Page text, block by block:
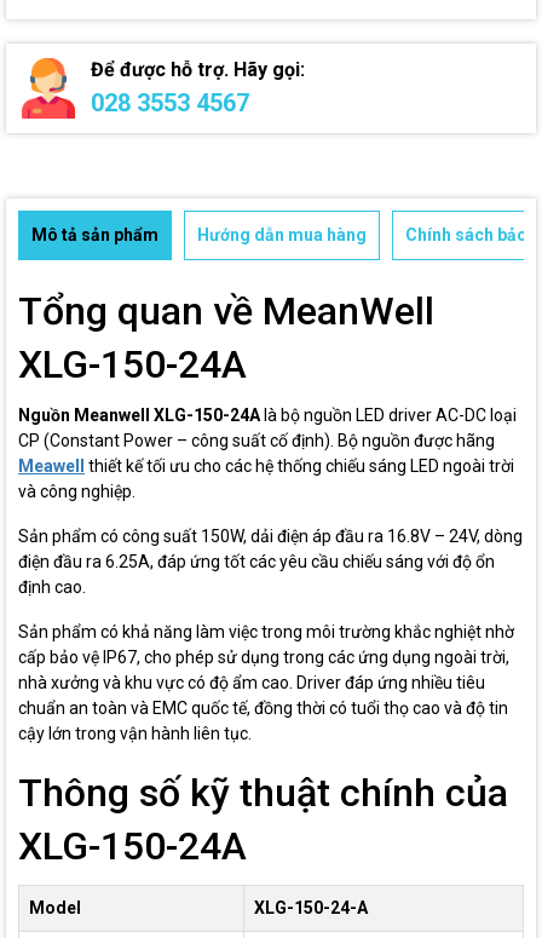
Để được hỗ trợ. Hãy gọi:
028 3553 4567
Mô tả sản phẩm Hướng dẫn mua hàng Chính sách bảo
Tổng quan về MeanWell
XLG-150-24A
Nguồn Meanwell XLG-150-24A là bộ nguồn LED driver AC-DC loại
CP (Constant Power – công suất cố định). Bộ nguồn được hãng
Meawell
thiết kế tối ưu cho các hệ thống chiếu sáng LED ngoài trời
và công nghiệp.
Sản phẩm có công suất 150W, dải điện áp đầu ra 16.8V – 24V, dòng
điện đầu ra 6.25A, đáp ứng tốt các yêu cầu chiếu sáng với độ ổn
định cao.
Sản phẩm có khả năng làm việc trong môi trường khắc nghiệt nhờ
cấp bảo vệ IP67, cho phép sử dụng trong các ứng dụng ngoài trời,
nhà xưởng và khu vực có độ ẩm cao. Driver đáp ứng nhiều tiêu
chuẩn an toàn và EMC quốc tế, đồng thời có tuổi thọ cao và độ tin
cậy lớn trong vận hành liên tục.
Thông số kỹ thuật chính của
XLG-150-24A
Model XLG-150-24-A